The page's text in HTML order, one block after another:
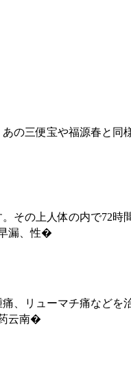
の三便宝や福源春と
その上人体の内で72
漏、性�
、リューマチ痛など
云南�